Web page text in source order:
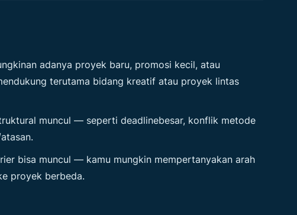
adanya proyek baru, promosi kecil, atau
terutama bidang kreatif atau proyek lintas
muncul — seperti deadlinebesar, konflik metode
bisa muncul — kamu mungkin mempertanyakan arah
proyek berbeda.